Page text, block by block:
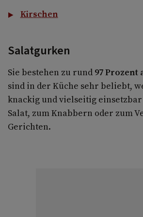
Kirschen
Salatgurken
Sie bestehen zu rund 97 Prozent
sind in der Küche sehr beliebt,
knackig und vielseitig
Salat, zum Knabbern oder zum
Gerichten.